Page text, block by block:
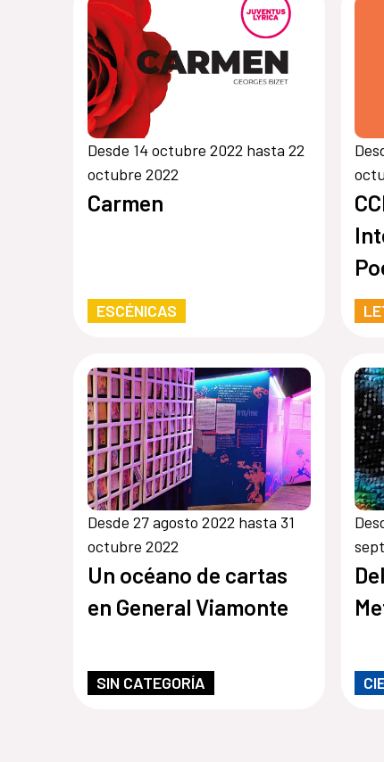
Desde 14 octubre 2022 hasta 22
octubre 2022
Carmen
ESCÉNICAS
Desde 27 agosto 2022 hasta 31
octubre 2022
Un océano de cartas
en General Viamonte
SIN CATEGORÍA